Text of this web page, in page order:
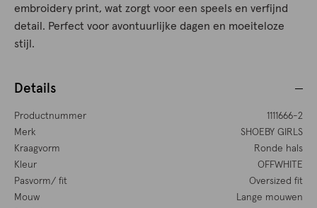
embroidery print, wat zorgt voor een speels en verfijnd
detail. Perfect voor avontuurlijke dagen en moeiteloze
stijl.
Details
Productnummer
1111666-2
Merk
SHOEBY GIRLS
Kraagvorm
Ronde hals
Kleur
OFFWHITE
Pasvorm/ fit
Oversized fit
Mouw
Lange mouwen